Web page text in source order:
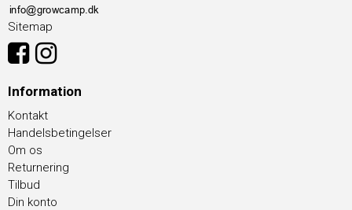
Sitemap
Information
Kontakt
Handelsbetingelser
Om os
Returnering
Tilbud
Din konto